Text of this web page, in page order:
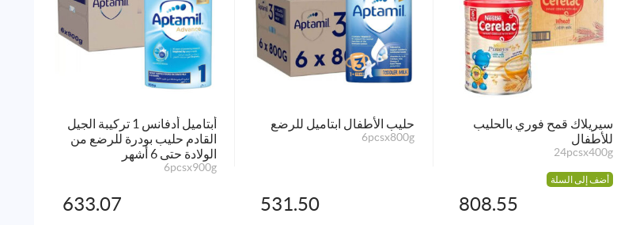
سيريلاك قمح فوري بالحليب
للأطفال
24pcsx400g
أضف إلى السلة
808.55
حليب الأطفال ابتاميل للرضع
6pcsx800g
531.50
أبتاميل أدفانس 1 تركيبة الجيل
القادم حليب بودرة للرضع من
الولادة حتى 6 أشهر
6pcsx900g
633.07